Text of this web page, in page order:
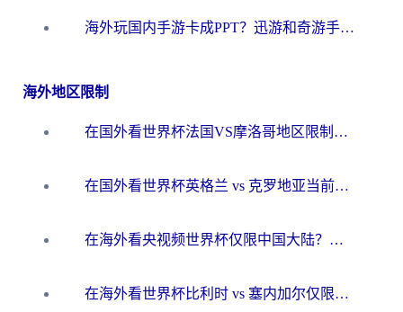
海外玩国内手游卡成PPT？迅游和奇游手游哪个好？一篇讲透回国加速器怎么选
海外地区限制
在国外看世界杯法国VS摩洛哥地区限制？这篇指南让你流畅看中文解说无压力
在国外看世界杯英格兰 vs 克罗地亚当前地区不可播放？这篇指南帮你搞定所有海外观赛难题
在海外看央视频世界杯仅限中国大陆？这篇指南帮你解锁中文解说+无卡顿直播
在海外看世界杯比利时 vs 塞内加尔仅限中国大陆？我找到了最流畅的中文解说之路